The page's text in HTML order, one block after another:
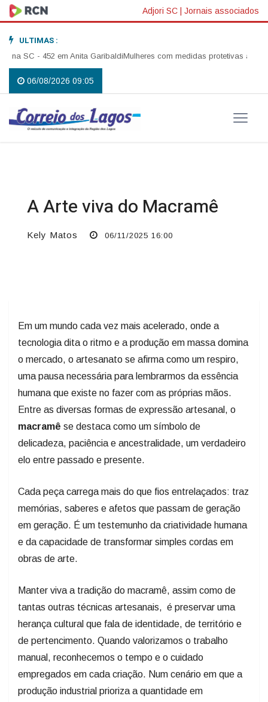
Adjori SC | Jornais associados
ULTIMAS :
SC - 452 em Anita GaribaldiMulheres com medidas protetivas ativas
06/08/2026 09:05
A Arte viva do Macramê
Kely Matos 06/11/2025 16:00
Em um mundo cada vez mais acelerado, onde a
tecnologia dita o ritmo e a produção em massa domina
o mercado, o artesanato se afirma como um respiro,
uma pausa necessária para lembrarmos da essência
humana que existe no fazer com as próprias mãos.
Entre as diversas formas de expressão artesanal, o
macramê se destaca como um símbolo de
delicadeza, paciência e ancestralidade, um verdadeiro
elo entre passado e presente.
Cada peça carrega mais do que fios entrelaçados: traz
memórias, saberes e afetos que passam de geração
em geração. É um testemunho da criatividade humana
e da capacidade de transformar simples cordas em
obras de arte.
Manter viva a tradição do macramê, assim como de
tantas outras técnicas artesanais, é preservar uma
herança cultural que fala de identidade, de território e
de pertencimento. Quando valorizamos o trabalho
manual, reconhecemos o tempo e o cuidado
empregados em cada criação. Num cenário em que a
produção industrial prioriza a quantidade em